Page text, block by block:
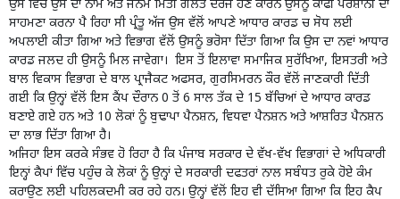
ਉਸ ਵਿੱਚ ਉਸ ਦਾ ਨਾਮ ਅਤੇ ਜਨਮ ਮਿਤੀ ਗਲਤ ਦਰਜ ਹੋਣ ਕਾਰਨ ਉਸਨੂੰ ਕਾਫੀ ਪਰੇਸ਼ਾਨੀ ਦਾ
ਸਾਹਮਣਾ ਕਰਨਾ ਪੈ ਰਿਹਾ ਸੀ ਪ੍ਰੰਤੂ ਅੱਜ ਉਸ ਵੱਲੋਂ ਆਪਣੇ ਆਧਾਰ ਕਾਰਡ ਚ ਸੋਧ ਲਈ
ਅਪਲਾਈ ਕੀਤਾ ਗਿਆ ਅਤੇ ਵਿਭਾਗ ਵੱਲੋਂ ਉਸਨੂੰ ਭਰੋਸਾ ਦਿੱਤਾ ਗਿਆ ਕਿ ਉਸ ਦਾ ਨਵਾਂ ਆਧਾਰ
ਕਾਰਡ ਜਲਦ ਹੀ ਉਸਨੂੰ ਮਿਲ ਜਾਵੇਗਾ। ਇਸ ਤੋਂ ਇਲਾਵਾ ਸਮਾਜਿਕ ਸੁਰੱਖਿਆ, ਇਸਤਰੀ ਅਤੇ
ਬਾਲ ਵਿਕਾਸ ਵਿਭਾਗ ਦੇ ਬਾਲ ਪ੍ਰਾਜੈਕਟ ਅਫਸਰ, ਗੁਰਸਿਮਰਨ ਕੌਰ ਵੱਲੋਂ ਜਾਣਕਾਰੀ ਦਿੱਤੀ
ਗਈ ਕਿ ਉਨ੍ਹਾਂ ਵੱਲੋਂ ਇਸ ਕੈਂਪ ਦੌਰਾਨ 0 ਤੋਂ 6 ਸਾਲ ਤੱਕ ਦੇ 15 ਬੱਚਿਆਂ ਦੇ ਆਧਾਰ ਕਾਰਡ
ਬਣਾਏ ਗਏ ਹਨ ਅਤੇ 10 ਲੋਕਾਂ ਨੂੰ ਬੁਢਾਪਾ ਪੈਨਸ਼ਨ, ਵਿਧਵਾ ਪੈਨਸ਼ਨ ਅਤੇ ਆਸ਼ਰਿਤ ਪੈਨਸ਼ਨ
ਦਾ ਲਾਭ ਦਿੱਤਾ ਗਿਆ ਹੈ।
ਅਜਿਹਾ ਇਸ ਕਰਕੇ ਸੰਭਵ ਹੋ ਰਿਹਾ ਹੈ ਕਿ ਪੰਜਾਬ ਸਰਕਾਰ ਦੇ ਵੱਖ-ਵੱਖ ਵਿਭਾਗਾਂ ਦੇ ਅਧਿਕਾਰੀ
ਇਨ੍ਹਾਂ ਕੈਪਾਂ ਵਿੱਚ ਪਹੁੰਚ ਕੇ ਲੋਕਾਂ ਨੂੰ ਉਨ੍ਹਾਂ ਦੇ ਸਰਕਾਰੀ ਦਫਤਰਾਂ ਨਾਲ ਸਬੰਧਤ ਰੁਕੇ ਹੋਏ ਕੰਮ
ਕਰਾਉਣ ਲਈ ਪਹਿਲਕਦਮੀ ਕਰ ਰਹੇ ਹਨ। ਉਨ੍ਹਾਂ ਵੱਲੋਂ ਇਹ ਵੀ ਦੱਸਿਆ ਗਿਆ ਕਿ ਇਹ ਕੈਪ